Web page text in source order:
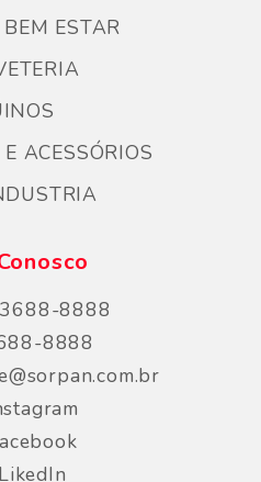
ESTAR
ACESSÓRIOS
8888
8888
LikedIn